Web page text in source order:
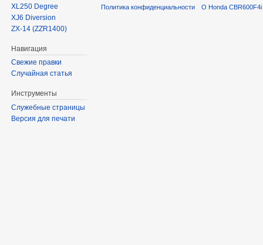
XL250 Degree
XJ6 Diversion
ZX-14 (ZZR1400)
Навигация
Свежие правки
Случайная статья
Инструменты
Служебные страницы
Версия для печати
Политика конфиденциальности О Honda CBR600F4i